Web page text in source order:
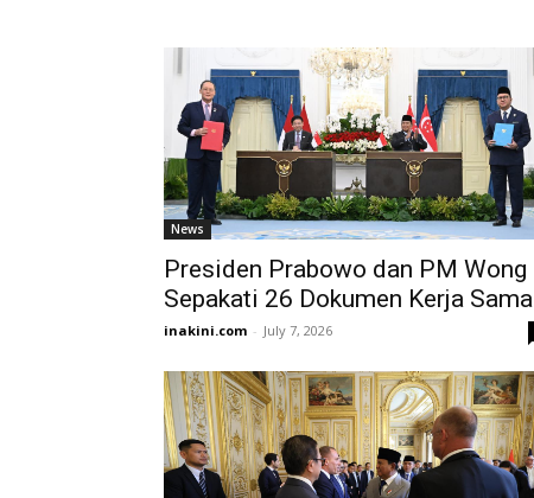
News
Presiden Prabowo dan PM Wong
Sepakati 26 Dokumen Kerja Sama
inakini.com - July 7, 2026